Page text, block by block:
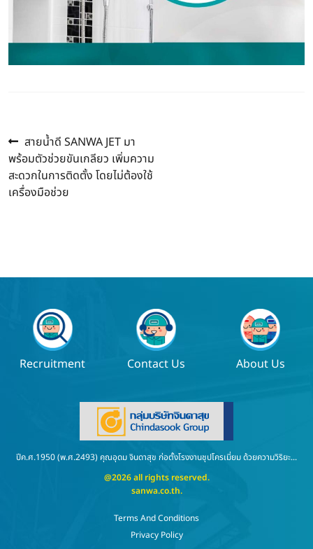
แนะแนว
เรื่อง
Previous
post:
สายน้ำดี SANWA JET มา
พร้อมตัวช่วยขันเกลียว เพิ่มความ
สะดวกในการติดตั้ง โดยไม่ต้องใช้
เครื่องมือช่วย
Recruitment Contact Us About Us
ปีค.ศ.1950 (พ.ศ.2493) คุณอุดม จินดาสุข ก่อตั้งโรงงานชุปโครเมี่ยม ด้วยความวิริยะ...
@2026 all rights reserved.
sanwa.co.th.
Terms And Conditions
Privacy Policy